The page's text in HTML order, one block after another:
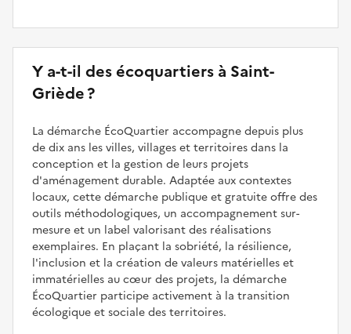
Y a-t-il des écoquartiers à Saint-
Griède ?
La démarche ÉcoQuartier accompagne depuis plus
de dix ans les villes, villages et territoires dans la
conception et la gestion de leurs projets
d'aménagement durable. Adaptée aux contextes
locaux, cette démarche publique et gratuite offre des
outils méthodologiques, un accompagnement sur-
mesure et un label valorisant des réalisations
exemplaires. En plaçant la sobriété, la résilience,
l'inclusion et la création de valeurs matérielles et
immatérielles au cœur des projets, la démarche
ÉcoQuartier participe activement à la transition
écologique et sociale des territoires.